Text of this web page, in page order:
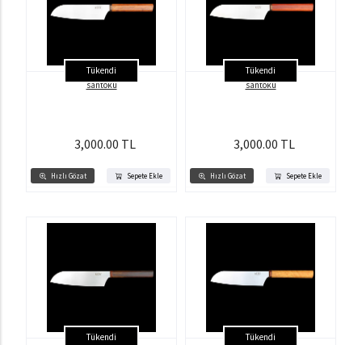
Tükendi
Hızlı Gözat Sepete Ekle
santoku
3,000.00 TL
Tükendi
Hızlı Gözat Sepete Ekle
santoku
3,000.00 TL
Tükendi Tükendi